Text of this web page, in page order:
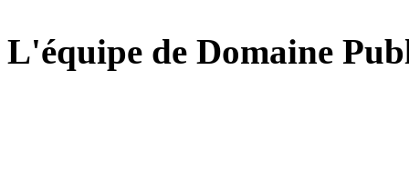
L'équipe de Domaine